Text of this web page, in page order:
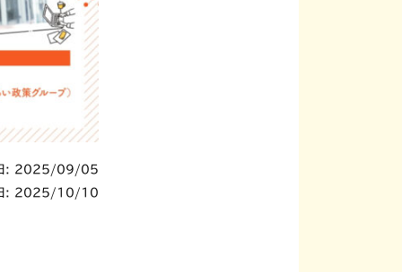
: 2025/09/05
: 2025/10/10